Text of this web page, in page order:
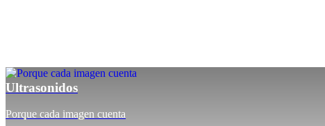
Ultrasonidos
Porque cada imagen cuenta